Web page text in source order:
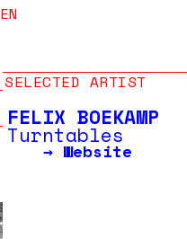
EN
SELECTED ARTIST
FELIX BOEKAMP
Turntables
→ Website